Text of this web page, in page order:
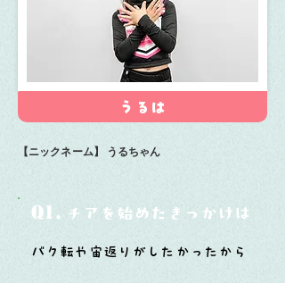
うるは
【ニックネーム】 うるちゃん
Q1. チアを始めたきっかけは？
バク転や宙返りがしたかったから